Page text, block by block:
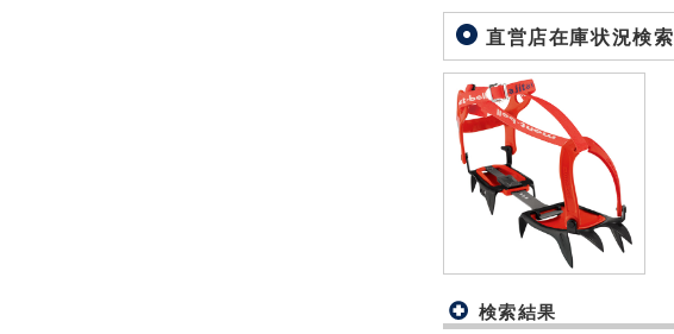
直営店在庫状況検索
検索結果